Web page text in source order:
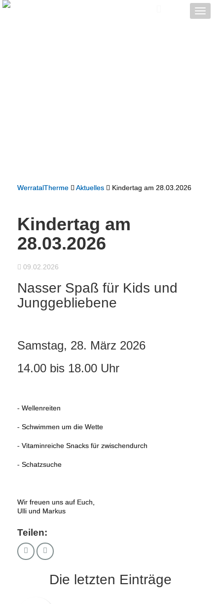
Toggle
WerratalTherme Aktuelles Kindertag am 28.03.2026
Kindertag am
28.03.2026
09.02.2026
Nasser Spaß für Kids und
Junggebliebene
Samstag, 28. März 2026
14.00 bis 18.00 Uhr
- Wellenreiten
- Schwimmen um die Wette
- Vitaminreiche Snacks für zwischendurch
- Schatzsuche
Wir freuen uns auf Euch,
Ulli und Markus
Teilen:
Die letzten Einträge